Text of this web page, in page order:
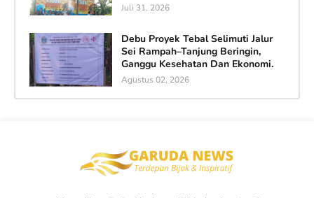
Juli 31, 2026
Debu Proyek Tebal Selimuti Jalur
Sei Rampah–Tanjung Beringin,
Ganggu Kesehatan Dan Ekonomi.
Agustus 02, 2026